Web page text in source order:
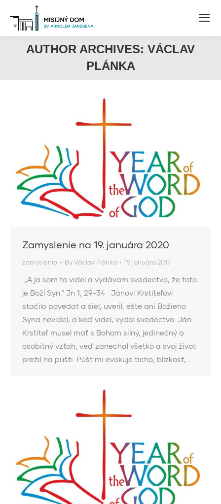
AUTHOR ARCHIVES: VÁCLAV
PLÁNKA
Zamyslenie na 19. januára 2020
zamyslenia ByVáclav Plánka 19. januára 2017
„A ja som to videl a vydávam svedectvo, že toto
je Boží Syn.“ Jn 1, 29-34 Jánovi Krstiteľovi
stačilo povedať a šiel, uveril, ešte ani Božieho
Syna nevidel, a keď videl, vydal svedectvo. Ján
Krstiteľ musel mať s Bohom silný, jedinečný a
osobitný vzťah, veď zanechal všetko a svoj život
prežil na púšti. Púšť mi evokuje ticho, blízkosť,…